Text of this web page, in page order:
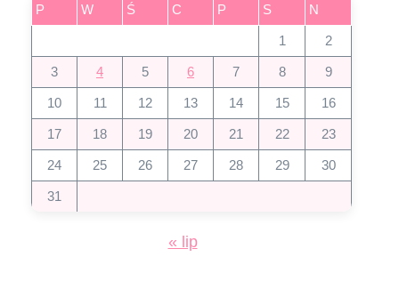
P W Ś C P S N
1 2
3 4 5 6 7 8 9
10 11 12 13 14 15 16
17 18 19 20 21 22 23
24 25 26 27 28 29 30
31
« lip